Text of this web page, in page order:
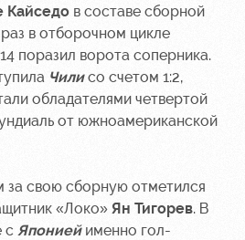
болельщиков
Банковская
карта
«Локомотив»
Заставки
Карта
болельщика
Кайседо в составе сборной
в отборочном цикле
поразил ворота соперника.
Чилисо счетом 1:2,
обладателями четвертой
от южноамериканской
за свою сборную отметился
«Локо» Ян Тигорев. В
с Японией именно гол-